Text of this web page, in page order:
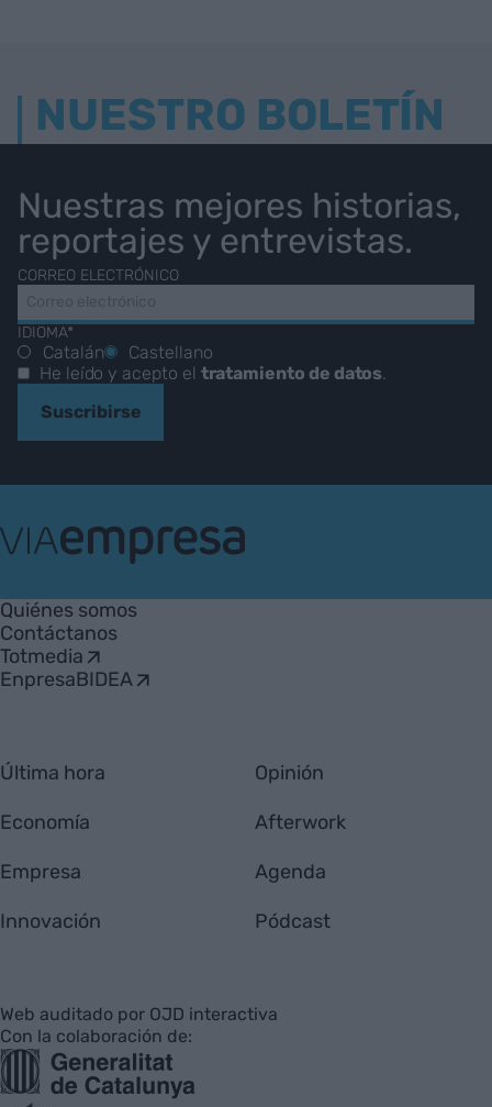
NUESTRO BOLETÍN
Nuestras mejores historias,
reportajes y entrevistas.
CORREO ELECTRÓNICO
IDIOMA*
Catalán
Castellano
He leído y acepto el tratamiento de datos.
Suscribirse
Empresa
Quiénes somos
Contáctanos
Totmedia
EnpresaBIDEA
Última hora
Economía
Empresa
Innovación
Opinión
Afterwork
Agenda
Pódcast
Web auditado por OJD interactiva
Con la colaboración de: